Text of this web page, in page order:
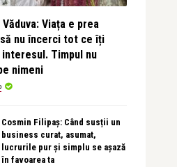
Viața e prea
nu încerci tot ce îți
Timpul nu
nimeni
Cosmin Filipaș: Când susții un
business curat, asumat,
lucrurile pur și simplu se așază
în favoarea ta